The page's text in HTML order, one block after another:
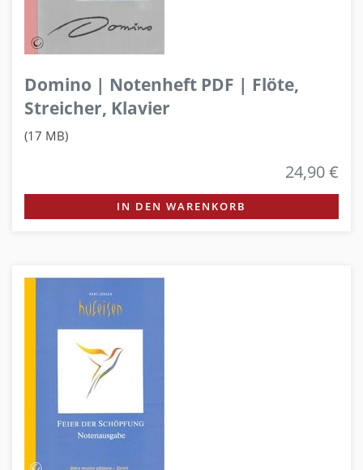
Domino | Notenheft PDF | Flöte,
Streicher, Klavier
(17 MB)
24,90 €
IN DEN WARENKORB